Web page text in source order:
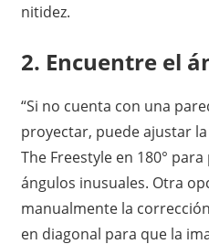
nitidez.
2. Encuentre el
“Si no cuenta con una
proyectar, puede ajustar
The Freestyle en 180°
ángulos inusuales. Otra
manualmente la
en diagonal para que la